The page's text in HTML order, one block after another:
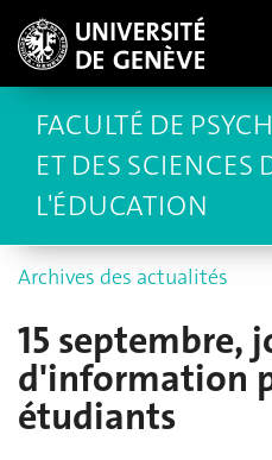
FACULTÉ DE
ET DES SCIENCES
L'ÉDUCATION
Archives des actualités
15 septembre,
d'information
étudiants